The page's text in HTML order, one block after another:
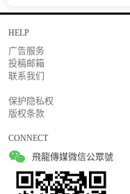
HELP
广告服务
投稿邮箱
联系我们
保护隐私权
版权条款
CONNECT
飛龍傳媒微信公眾號